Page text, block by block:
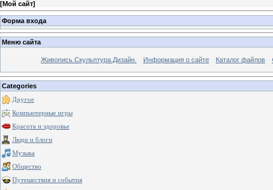
[Мой сайт]
Форма входа
Меню сайта
Живопись.Скульптура.Дизайн. Информация о сайте Каталог файлов
Categories
Другое
Компьютерные игры
Красота и здоровье
Люди и блоги
Музыка
Общество
Путешествия и события